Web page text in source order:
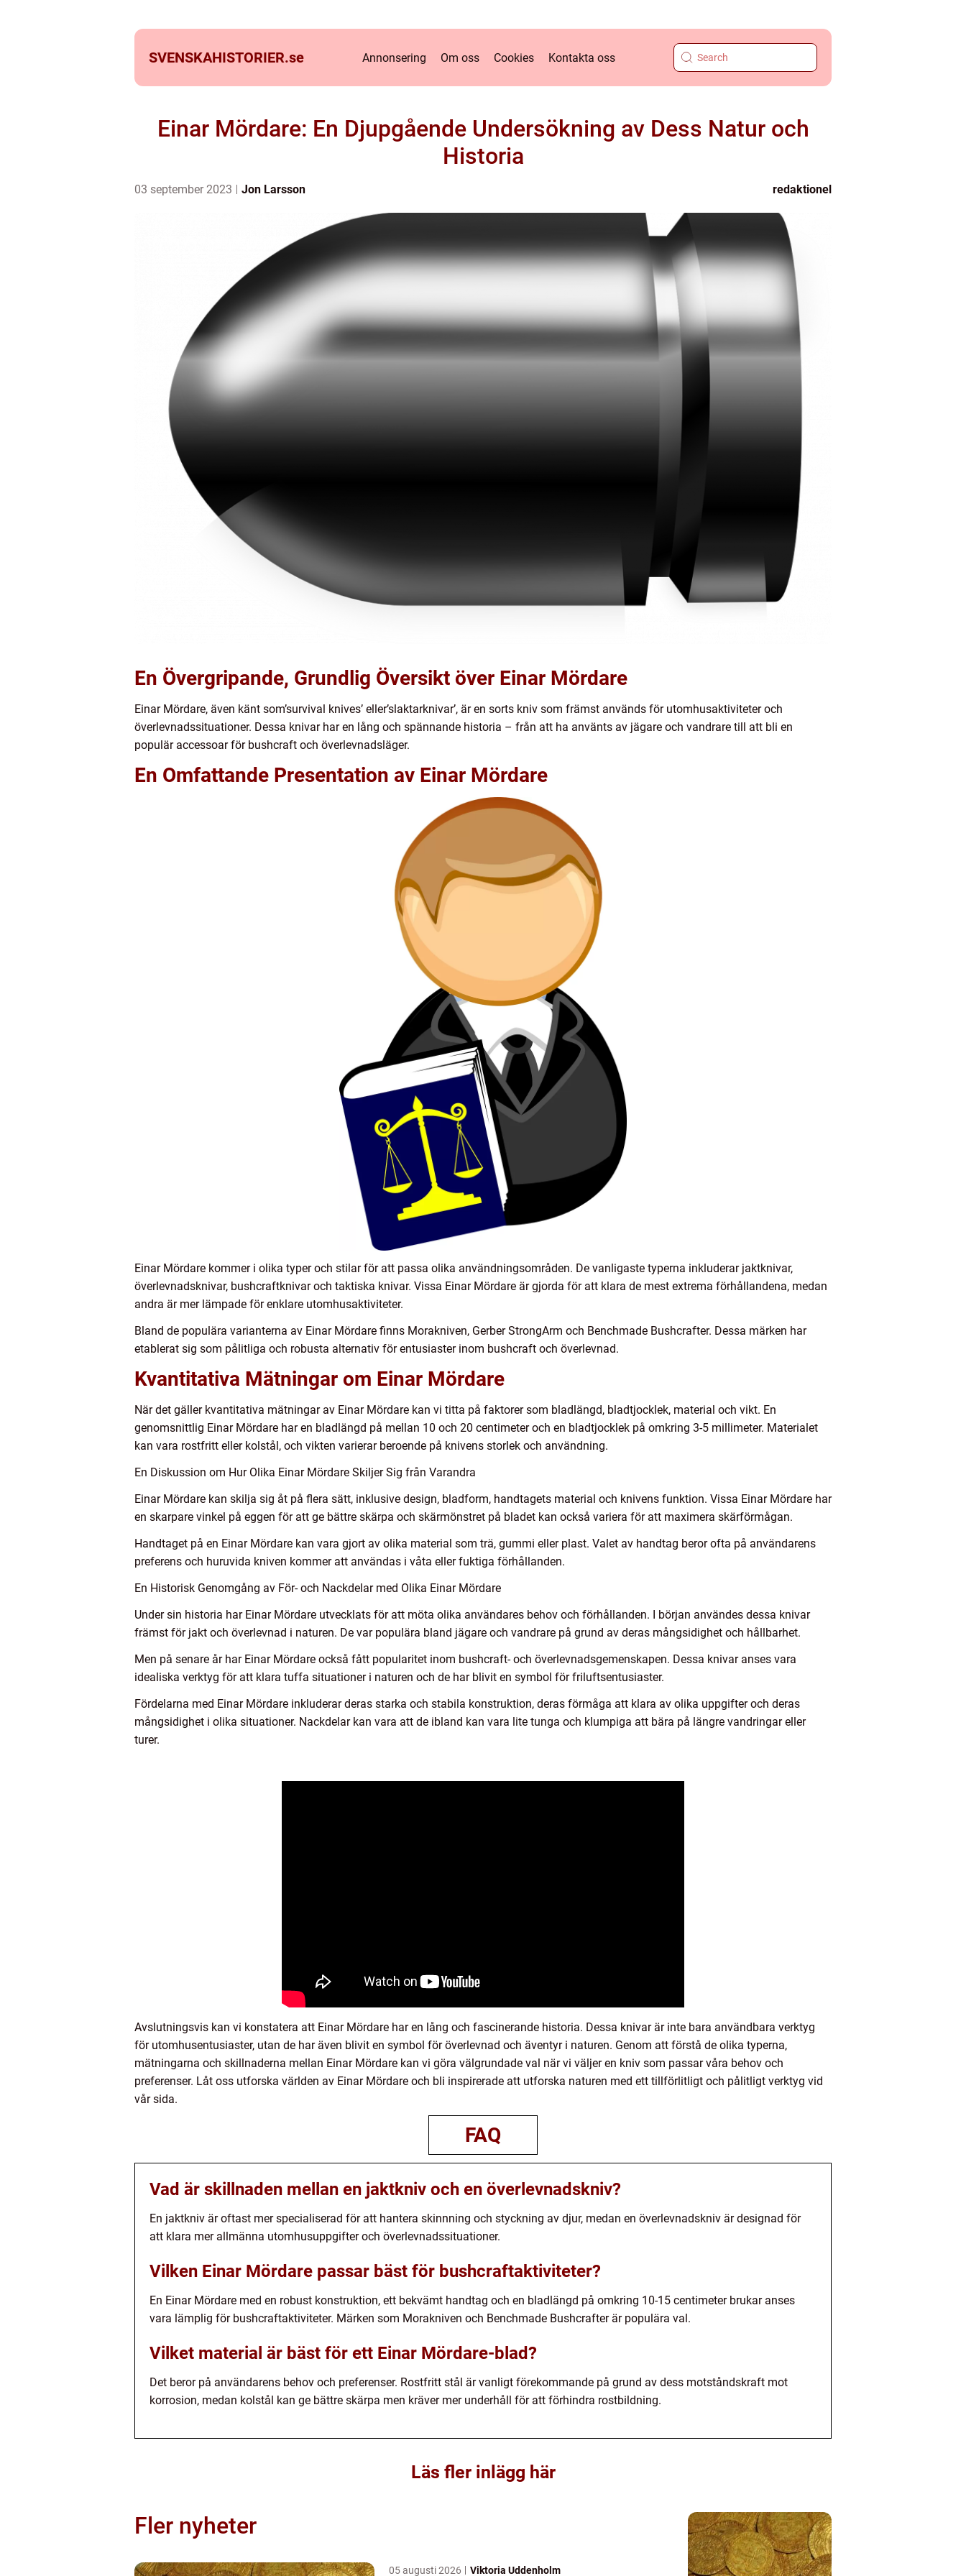
SVENSKAHISTORIER.se Annonsering Om oss Cookies Kontakta oss
Einar Mördare: En Djupgående Undersökning av Dess Natur och
Historia
03 september 2023 Jon Larsson redaktionel
En Övergripande, Grundlig Översikt över Einar Mördare
Einar Mördare, även känt som’survival knives’ eller’slaktarknivar’, är en sorts kniv som främst används för utomhusaktiviteter och
överlevnadssituationer. Dessa knivar har en lång och spännande historia – från att ha använts av jägare och vandrare till att bli en
populär accessoar för bushcraft och överlevnadsläger.
En Omfattande Presentation av Einar Mördare
Einar Mördare kommer i olika typer och stilar för att passa olika användningsområden. De vanligaste typerna inkluderar jaktknivar,
överlevnadsknivar, bushcraftknivar och taktiska knivar. Vissa Einar Mördare är gjorda för att klara de mest extrema förhållandena, medan
andra är mer lämpade för enklare utomhusaktiviteter.
Bland de populära varianterna av Einar Mördare finns Morakniven, Gerber StrongArm och Benchmade Bushcrafter. Dessa märken har
etablerat sig som pålitliga och robusta alternativ för entusiaster inom bushcraft och överlevnad.
Kvantitativa Mätningar om Einar Mördare
När det gäller kvantitativa mätningar av Einar Mördare kan vi titta på faktorer som bladlängd, bladtjocklek, material och vikt. En
genomsnittlig Einar Mördare har en bladlängd på mellan 10 och 20 centimeter och en bladtjocklek på omkring 3-5 millimeter. Materialet
kan vara rostfritt eller kolstål, och vikten varierar beroende på knivens storlek och användning.
En Diskussion om Hur Olika Einar Mördare Skiljer Sig från Varandra
Einar Mördare kan skilja sig åt på flera sätt, inklusive design, bladform, handtagets material och knivens funktion. Vissa Einar Mördare har
en skarpare vinkel på eggen för att ge bättre skärpa och skärmönstret på bladet kan också variera för att maximera skärförmågan.
Handtaget på en Einar Mördare kan vara gjort av olika material som trä, gummi eller plast. Valet av handtag beror ofta på användarens
preferens och huruvida kniven kommer att användas i våta eller fuktiga förhållanden.
En Historisk Genomgång av För- och Nackdelar med Olika Einar Mördare
Under sin historia har Einar Mördare utvecklats för att möta olika användares behov och förhållanden. I början användes dessa knivar
främst för jakt och överlevnad i naturen. De var populära bland jägare och vandrare på grund av deras mångsidighet och hållbarhet.
Men på senare år har Einar Mördare också fått popularitet inom bushcraft- och överlevnadsgemenskapen. Dessa knivar anses vara
idealiska verktyg för att klara tuffa situationer i naturen och de har blivit en symbol för friluftsentusiaster.
Fördelarna med Einar Mördare inkluderar deras starka och stabila konstruktion, deras förmåga att klara av olika uppgifter och deras
mångsidighet i olika situationer. Nackdelar kan vara att de ibland kan vara lite tunga och klumpiga att bära på längre vandringar eller
turer.
Avslutningsvis kan vi konstatera att Einar Mördare har en lång och fascinerande historia. Dessa knivar är inte bara användbara verktyg
för utomhusentusiaster, utan de har även blivit en symbol för överlevnad och äventyr i naturen. Genom att förstå de olika typerna,
mätningarna och skillnaderna mellan Einar Mördare kan vi göra välgrundade val när vi väljer en kniv som passar våra behov och
preferenser. Låt oss utforska världen av Einar Mördare och bli inspirerade att utforska naturen med ett tillförlitligt och pålitligt verktyg vid
vår sida.
FAQ
Vad är skillnaden mellan en jaktkniv och en överlevnadskniv?
En jaktkniv är oftast mer specialiserad för att hantera skinnning och styckning av djur, medan en överlevnadskniv är designad för
att klara mer allmänna utomhusuppgifter och överlevnadssituationer.
Vilken Einar Mördare passar bäst för bushcraftaktiviteter?
En Einar Mördare med en robust konstruktion, ett bekvämt handtag och en bladlängd på omkring 10-15 centimeter brukar anses
vara lämplig för bushcraftaktiviteter. Märken som Morakniven och Benchmade Bushcrafter är populära val.
Vilket material är bäst för ett Einar Mördare-blad?
Det beror på användarens behov och preferenser. Rostfritt stål är vanligt förekommande på grund av dess motståndskraft mot
korrosion, medan kolstål kan ge bättre skärpa men kräver mer underhåll för att förhindra rostbildning.
Läs fler inlägg här
Fler nyheter
05 augusti 2026 Viktoria Uddenholm